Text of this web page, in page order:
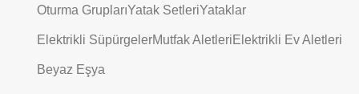
Oturma GruplarıYatak SetleriYataklar
Elektrikli SüpürgelerMutfak AletleriElektrikli Ev Aletleri
Beyaz Eşya